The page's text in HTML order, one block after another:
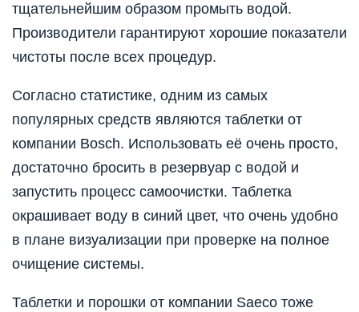
тщательнейшим образом промыть водой.
Производители гарантируют хорошие показатели
чистоты после всех процедур.
Согласно статистике, одним из самых
популярных средств являются таблетки от
компании Bosch. Использовать её очень просто,
достаточно бросить в резервуар с водой и
запустить процесс самоочистки. Таблетка
окрашивает воду в синий цвет, что очень удобно
в плане визуализации при проверке на полное
очищение системы.
Таблетки и порошки от компании Saeco тоже